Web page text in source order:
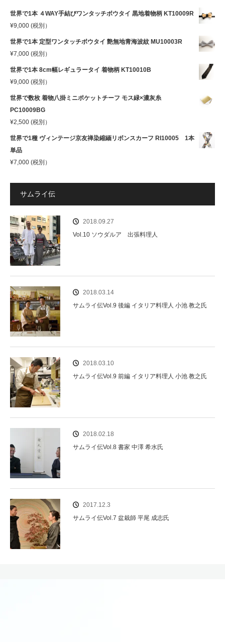
世界で1本 ４WAY手結びワンタッチボウタイ 黒地着物柄 KT10009R
¥9,000 (税別）
世界で1本 定型ワンタッチボウタイ 艶無地青海波紋 MU10003R
¥7,000 (税別）
世界で1本 8cm幅レギュラータイ 着物柄 KT10010B
¥9,000 (税別）
世界で数枚 着物八掛ミニポケットチーフ モス緑×濃灰糸
PC10009BG
¥2,500 (税別）
世界で1種 ヴィンテージ京友禅染縮緬リボンスカーフ RI10005 1本
単品
¥7,000 (税別）
サムライ伝
2018.09.27
Vol.10 ソウダルア 出張料理人
2018.03.14
サムライ伝Vol.9 後編 イタリア料理人 小池 教之氏
2018.03.10
サムライ伝Vol.9 前編 イタリア料理人 小池 教之氏
2018.02.18
サムライ伝Vol.8 書家 中澤 希水氏
2017.12.3
サムライ伝Vol.7 盆栽師 平尾 成志氏